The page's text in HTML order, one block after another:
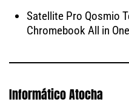
Satellite Pro Qosmio
Chromebook All in
Informático Atocha